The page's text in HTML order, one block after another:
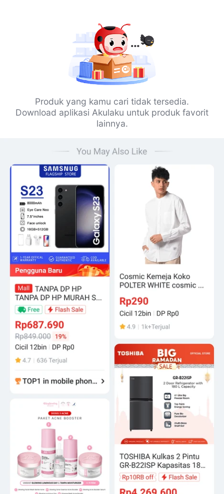
Produk yang kamu cari tidak tersedia.
Download aplikasi Akulaku untuk produk favorit
lainnya.